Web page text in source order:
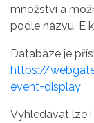
množství a
podle názvu, E
Databáze je
https://
event=display
Vyhledávat lze i